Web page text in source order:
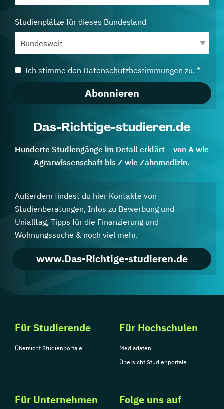
Studienplätze für dieses Bundesland
Ich stimme den Datenschutzbestimmungen zu. *
Abonnieren
Das-Richtige-studieren.de
Hunderte Studiengänge im Detail erklärt – von A wie
Agrarwissenschaft bis Z wie Zahnmedizin.
Außerdem findest du hier Kontakte von
Studienberatungen, Infos zu Bewerbung und
Unialltag, Tipps für die Finanzierung und
Wohnungssuche & noch viel mehr.
www.Das-Richtige-studieren.de
Für Studierende
Übersicht Studienportale
Für Hochschulen
Mediadaten
Übersicht Studienportale
Für Unternehmen Folge uns auf